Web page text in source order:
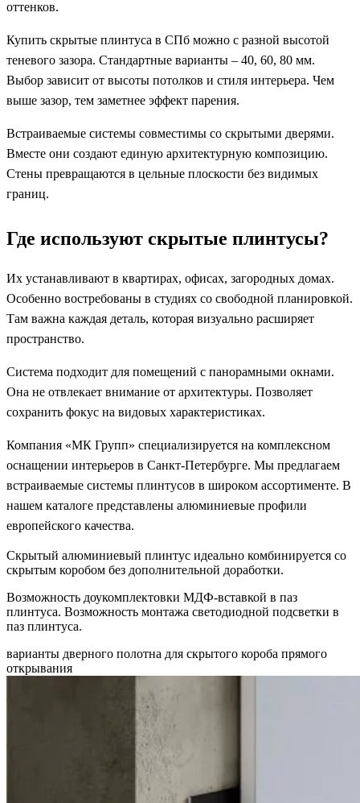
оттенков.
Купить скрытые плинтуса в СПб можно с разной высотой
теневого зазора. Стандартные варианты – 40, 60, 80 мм.
Выбор зависит от высоты потолков и стиля интерьера. Чем
выше зазор, тем заметнее эффект парения.
Встраиваемые системы совместимы со скрытыми дверями.
Вместе они создают единую архитектурную композицию.
Стены превращаются в цельные плоскости без видимых
границ.
Где используют скрытые плинтусы?
Их устанавливают в квартирах, офисах, загородных домах.
Особенно востребованы в студиях со свободной планировкой.
Там важна каждая деталь, которая визуально расширяет
пространство.
Система подходит для помещений с панорамными окнами.
Она не отвлекает внимание от архитектуры. Позволяет
сохранить фокус на видовых характеристиках.
Компания «МК Групп» специализируется на комплексном
оснащении интерьеров в Санкт-Петербурге. Мы предлагаем
встраиваемые системы плинтусов в широком ассортименте. В
нашем каталоге представлены алюминиевые профили
европейского качества.
Скрытый алюминиевый плинтус идеально комбинируется со
скрытым коробом без дополнительной доработки.
Возможность доукомплектовки МДФ-вставкой в паз
плинтуса. Возможность монтажа светодиодной подсветки в
паз плинтуса.
варианты дверного полотна для скрытого короба прямого
открывания